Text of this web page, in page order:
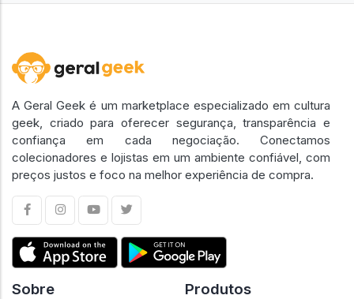
A Geral Geek é um marketplace especializado em cultura
geek, criado para oferecer segurança, transparência e
confiança em cada negociação. Conectamos
colecionadores e lojistas em um ambiente confiável, com
preços justos e foco na melhor experiência de compra.
Sobre Produtos